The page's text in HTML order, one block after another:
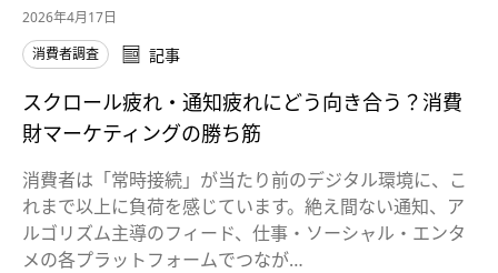
2026年4月17日
消費者調査
記事
スクロール疲れ・通知疲れにどう向き合う？消費
財マーケティングの勝ち筋
消費者は「常時接続」が当たり前のデジタル環境に、こ
れまで以上に負荷を感じています。絶え間ない通知、ア
ルゴリズム主導のフィード、仕事・ソーシャル・エンタ
メの各プラットフォームでつなが…